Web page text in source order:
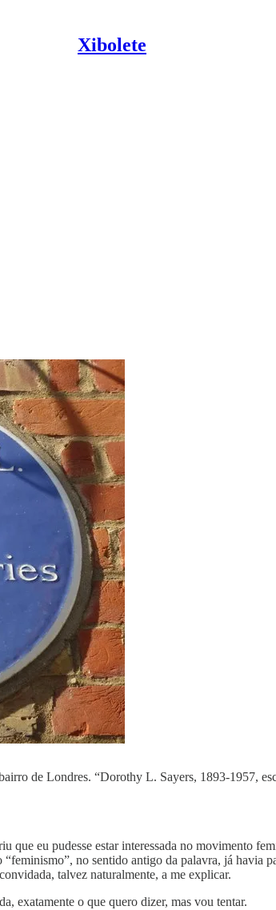
Xibolete
de Londres. “Dorothy L. Sayers, 1893-1957,
que eu pudesse estar interessada no movimento
no sentido antigo da palavra, já havia
talvez naturalmente, a me explicar.
exatamente o que quero dizer, mas vou tentar.